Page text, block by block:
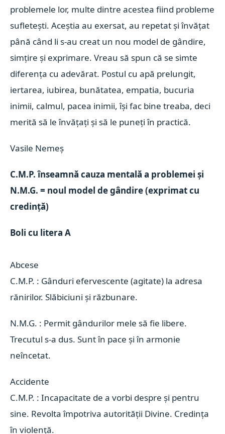
problemele lor, multe dintre acestea fiind probleme
sufletești. Aceștia au exersat, au repetat și învățat
până când li s-au creat un nou model de gândire,
simțire și exprimare. Vreau să spun că se simte
diferența cu adevărat. Postul cu apă prelungit,
iertarea, iubirea, bunătatea, empatia, bucuria
inimii, calmul, pacea inimii, își fac bine treaba, deci
merită să le învățați și să le puneți în practică.
Vasile Nemeș
C.M.P. înseamnă cauza mentală a problemei și
N.M.G. = noul model de gândire (exprimat cu
credință)
Abcese
C.M.P. : Gânduri efervescente (agitate) la adresa
rănirilor. Slăbiciuni și răzbunare.
N.M.G. : Permit gândurilor mele să fie libere.
Trecutul s-a dus. Sunt în pace și în armonie
neîncetat.
Accidente
C.M.P. : Incapacitate de a vorbi despre și pentru
sine. Revolta împotriva autorității Divine. Credința
în violență.